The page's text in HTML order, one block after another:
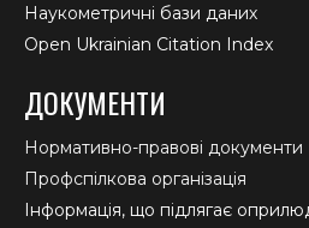
Наукометричні бази даних
Open Ukrainian Citation Index
ДОКУМЕНТИ
Нормативно-правові документи
Профспілкова організація
Інформація, що підлягає